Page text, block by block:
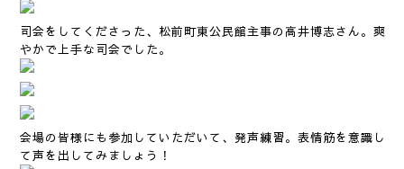
司会をしてくださった、松前町東公民館主事の高井博志さん。爽
やかで上手な司会でした。
会場の皆様にも参加していただいて、発声練習。表情筋を意識し
て声を出してみましょう！